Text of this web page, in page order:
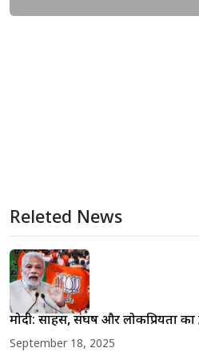
Releted News
मोदी: साहस, संघर्ष और लोकप्रियता का
September 18, 2025